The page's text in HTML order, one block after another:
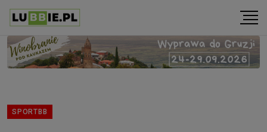
SPORTBB